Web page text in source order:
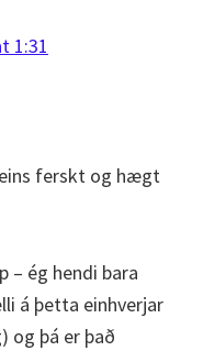
1:31
ferskt og hægt
– ég hendi bara
á þetta einhverjar
og þá er það